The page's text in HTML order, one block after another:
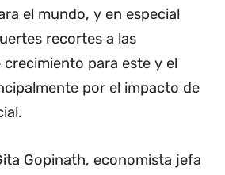
el mundo, y en especial
recortes a las
para este y el
por el impacto de
Gopinath, economista jefa